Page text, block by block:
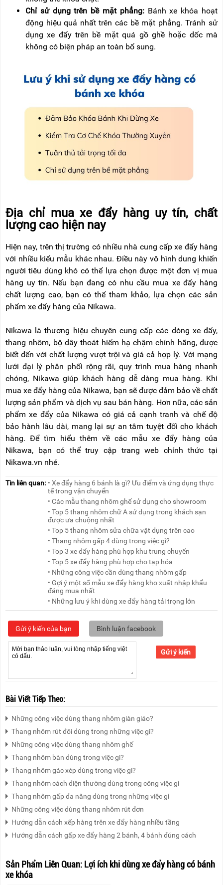
Chỉ sử dụng trên bề mặt phẳng:Bánh xe khóa hoạt
động hiệu quả nhất trên các bề mặt phẳng. Tránh sử
dụng xe đẩy trên bề mặt quá gồ ghề hoặc dốc mà
không có biện pháp an toàn bổ sung.
Địa chỉ mua xe đẩy hàng uy tín, chất
lượng cao hiện nay
Hiện nay, trên thị trường có nhiều nhà cung cấp xe đẩy hàng
với nhiều kiểu mẫu khác nhau. Điều này vô hình dung khiến
người tiêu dùng khó có thể lựa chọn được một đơn vị mua
hàng uy tín. Nếu bạn đang có nhu cầu mua xe đẩy hàng
chất lượng cao, bạn có thể tham khảo, lựa chọn các sản
phẩm xe đẩy hàng của Nikawa.
Nikawa là thương hiệu chuyên cung cấp các dòng xe đẩy,
thang nhôm, bộ dây thoát hiểm hạ chậm chính hãng, được
biết đến với chất lượng vượt trội và giá cả hợp lý. Với mạng
lưới đại lý phân phối rộng rãi, quy trình mua hàng nhanh
chóng, Nikawa giúp khách hàng dễ dàng mua hàng. Khi
mua xe đẩy hàng của Nikawa, bạn sẽ được đảm bảo về chất
lượng sản phẩm và dịch vụ sau bán hàng. Hơn nữa, các sản
phẩm xe đẩy của Nikawa có giá cả cạnh tranh và chế độ
bảo hành lâu dài, mang lại sự an tâm tuyệt đối cho khách
hàng. Để tìm hiểu thêm về các mẫu xe đẩy hàng của
Nikawa, bạn có thể truy cập trang web chính thức tại
Nikawa.vn nhé.
Tin liên quan: • Xe đẩy hàng 6 bánh là gì? Ưu điểm và ứng dụng thực
tế trong vận chuyển
• Các mẫu thang nhôm ghế sử dụng cho showroom
• Top 5 thang nhôm chữ A sử dụng trong khách sạn
được ưa chuộng nhất
• Top 5 thang nhôm sửa chữa vật dụng trên cao
• Thang nhôm gấp 4 dùng trong việc gì?
• Top 3 xe đẩy hàng phù hợp khu trung chuyển
• Top 5 xe đẩy hàng phù hợp cho tạp hóa
• Những công việc cần dùng thang nhôm gấp
• Gợi ý một số mẫu xe đẩy hàng kho xuất nhập khẩu
đáng mua nhất
• Những lưu ý khi dùng xe đẩy hàng tải trọng lớn
Gửi ý kiến của bạn Bình luận facebook
Gửi ý kiến
Bài Viết Tiếp Theo:
Những công việc dùng thang nhôm giàn giáo?
Thang nhôm rút đôi dùng trong những việc gì?
Những công việc dùng thang nhôm ghế
Thang nhôm bàn dùng trong việc gì?
Thang nhôm gác xép dùng trong việc gì?
Thang nhôm cách điện thường dùng trong công việc gì
Thang nhôm gấp đa năng dùng trong những việc gì
Những công việc dùng thang nhôm rút đơn
Hướng dẫn cách xếp hàng trên xe đẩy hàng nhiều tầng
Hướng dẫn cách gấp xe đẩy hàng 2 bánh, 4 bánh đúng cách
Sản Phẩm Liên Quan: Lợi ích khi dùng xe đẩy hàng có bánh
xe khóa